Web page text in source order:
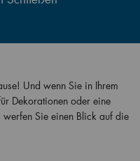
Und wenn Sie in Ihrem
Dekorationen oder eine
Sie einen Blick auf die